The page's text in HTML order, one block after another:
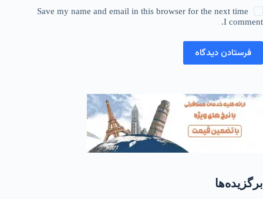
Save my name and email in this browser for the next time
I comment.
فرستادن دیدگاه
برگزیده‌ها